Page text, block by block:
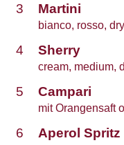
3 Martini
bianco, rosso, dry
4 Sherry
cream, medium,
5 Campari
mit Orangensaft
6 Aperol Spritz